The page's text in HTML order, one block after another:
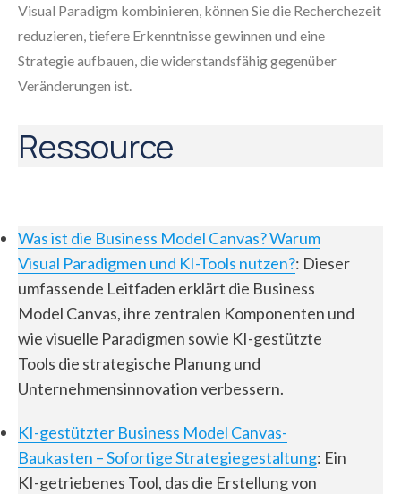
Visual Paradigm kombinieren, können Sie die Recherchezeit
reduzieren, tiefere Erkenntnisse gewinnen und eine
Strategie aufbauen, die widerstandsfähig gegenüber
Veränderungen ist.
Ressource
Was ist die Business Model Canvas? Warum
Visual Paradigmen und KI-Tools nutzen?: Dieser
umfassende Leitfaden erklärt die Business
Model Canvas, ihre zentralen Komponenten und
wie visuelle Paradigmen sowie KI-gestützte
Tools die strategische Planung und
Unternehmensinnovation verbessern.
KI-gestützter Business Model Canvas-
Baukasten – Sofortige Strategiegestaltung: Ein
KI-getriebenes Tool, das die Erstellung von